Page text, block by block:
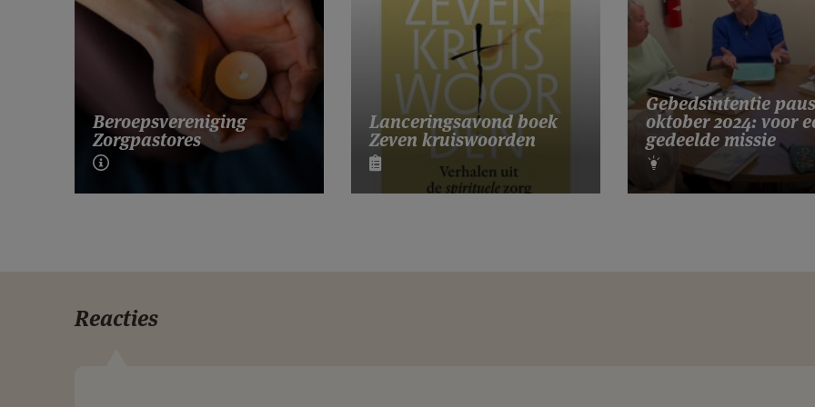
Beroepsvereniging
Zorgpastores
Lanceringsavond boek
Zeven kruiswoorden
Gebedsintentie paus
oktober 2024: voor
gedeelde missie
Reacties